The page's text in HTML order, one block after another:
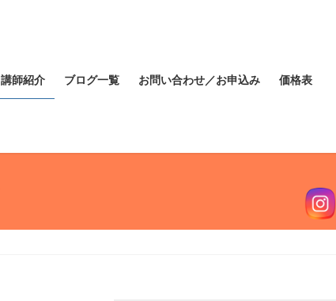
講師紹介 ブログ一覧 お問い合わせ／お申込み 価格表